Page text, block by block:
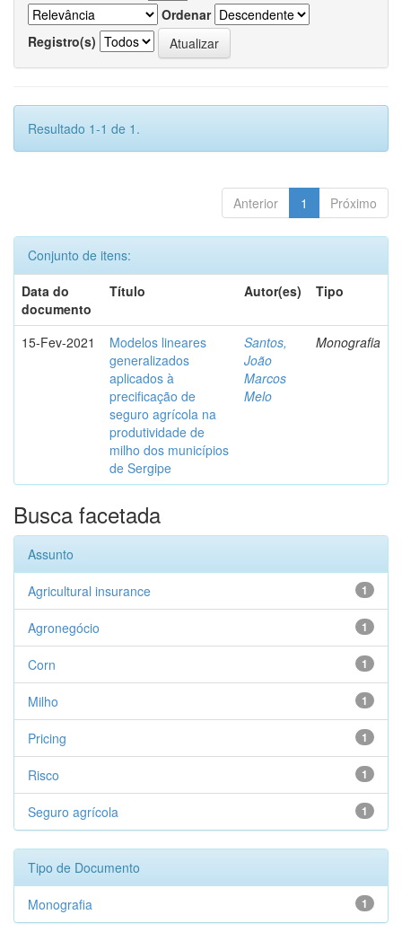
Ordenar
Registro(s)
Resultado 1-1 de 1.
Anterior 1 Próximo
Conjunto de itens:
Data do
documento
Título Autor(es) Tipo
15-Fev-2021
Modelos lineares
generalizados
aplicados à
precificação de
seguro agrícola na
produtividade de
milho dos municípios
de Sergipe
Santos,
João
Marcos
Melo
Monografia
Busca facetada
Assunto
1
Agricultural insurance
1
Agronegócio
1
Corn
1
Milho
1
Pricing
1
Risco
1
Seguro agrícola
Tipo de Documento
1
Monografia